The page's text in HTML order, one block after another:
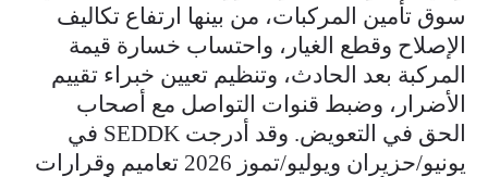
سوق تأمين المركبات، من بينها ارتفاع تكاليف
الإصلاح وقطع الغيار، واحتساب خسارة قيمة
المركبة بعد الحادث، وتنظيم تعيين خبراء تقييم
الأضرار، وضبط قنوات التواصل مع أصحاب
الحق في التعويض. وقد أدرجت SEDDK في
يونيو/حزيران ويوليو/تموز 2026 تعاميم وقرارات